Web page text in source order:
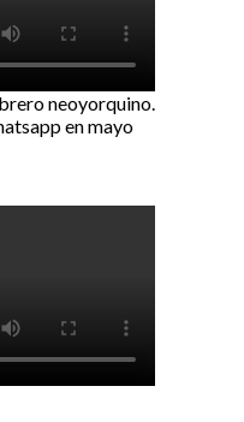
neoyorquino.
en mayo